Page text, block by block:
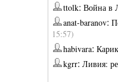
ttolk: Война в
anat-baranov:
15:57)
habivara:
kgrr: Ливия: